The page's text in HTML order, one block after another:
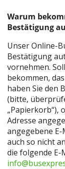
Warum
Bestätigung
Unser Online-
Bestätigung
vornehmen.
bekommen,
haben Sie den
(bitte,
„Papierkorb“),
Adresse
angegebene E-
auch so nicht
die folgende E-